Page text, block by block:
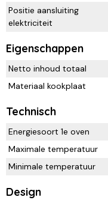
Positie aansluiting
elektriciteit
Eigenschappen
Netto inhoud totaal
Materiaal kookplaat
Technisch
Energiesoort 1e oven
Maximale temperatuur
Minimale temperatuur
Design